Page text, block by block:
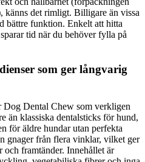
känns det rimligt. Billigare än vissa
bättre funktion. Enkelt att hitta
tid när du behöver fylla på
som ger långvarig
Dog Dental Chew som verkligen
än klassiska dentalsticks för hund,
för äldre hundar utan perfekta
gnager från flera vinklar, vilket ger
framtänder. Innehållet är